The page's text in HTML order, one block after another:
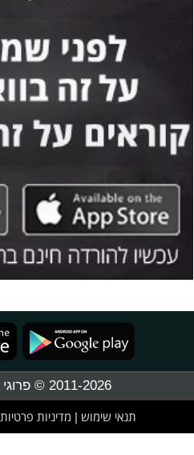
2011-2026 © פרוגי תקשורת בע"מ
תנאי שימוש מדיניות פרטיות